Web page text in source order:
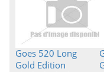
Goes 520 Long
Gold Edition